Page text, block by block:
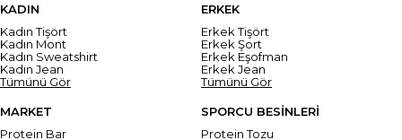
KADIN
Kadın Tişört
Kadın Mont
Kadın Sweatshirt
Kadın Jean
Tümünü Gör
ERKEK
Erkek Tişört
Erkek Şort
Erkek Eşofman
Erkek Jean
Tümünü Gör
MARKET
Protein Bar
SPORCU BESİNLERİ
Protein Tozu